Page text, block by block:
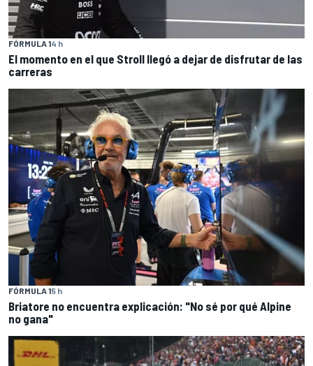
FÓRMULA 14 h
El momento en el que Stroll llegó a dejar de disfrutar de las
carreras
FÓRMULA 15 h
Briatore no encuentra explicación: "No sé por qué Alpine
no gana"